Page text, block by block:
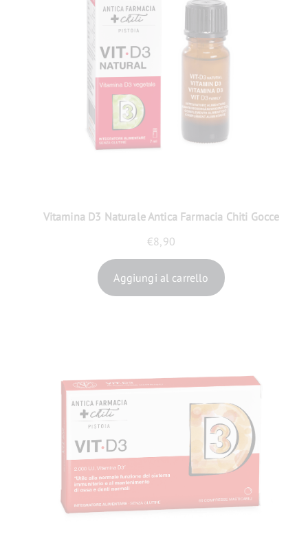
Vitamina D3 Naturale Antica Farmacia Chiti Gocce
€8,90
Aggiungi al carrello